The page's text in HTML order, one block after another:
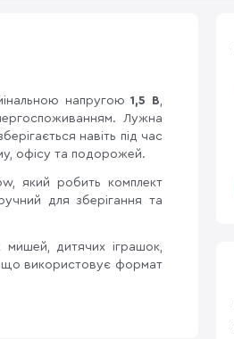
напругою1,5 В,
Лужна
навіть під час
офісу та подорожей.
який робить комплект
для зберігання та
мишей, дитячих іграшок,
що використовує формат